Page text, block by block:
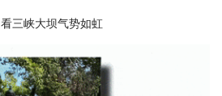
看三峡大坝气势如虹